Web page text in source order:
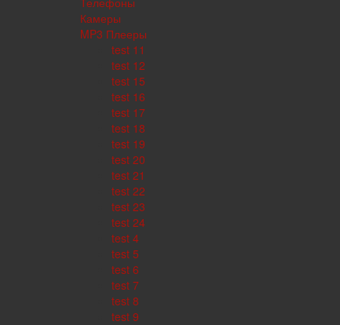
Камеры
MP3 Плееры
test 11
test 12
test 15
test 16
test 17
test 18
test 19
test 20
test 21
test 22
test 23
test 24
test 4
test 5
test 6
test 7
test 8
test 9